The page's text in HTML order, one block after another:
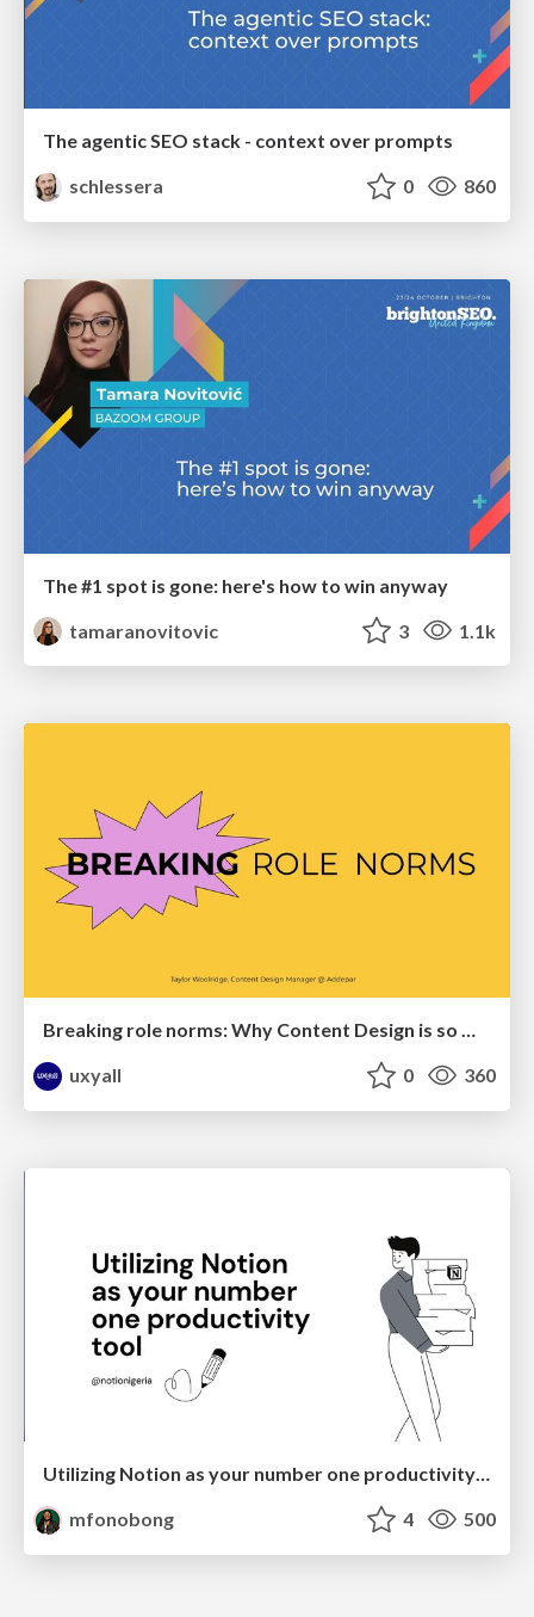
The agentic SEO stack - context over prompts
schlessera
0 860
The #1 spot is gone: here's how to win anyway
tamaranovitovic
3 1.1k
Breaking role norms: Why Content Design is so much more than writing copy - Taylor Woolridge
uxyall
0 360
Utilizing Notion as your number one productivity tool
mfonobong
4 500